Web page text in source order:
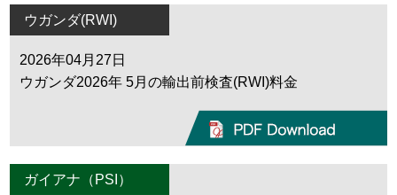
ウガンダ(RWI)
2026年04月27日
ウガンダ2026年 5月の輸出前検査(RWI)料金
ガイアナ（PSI）